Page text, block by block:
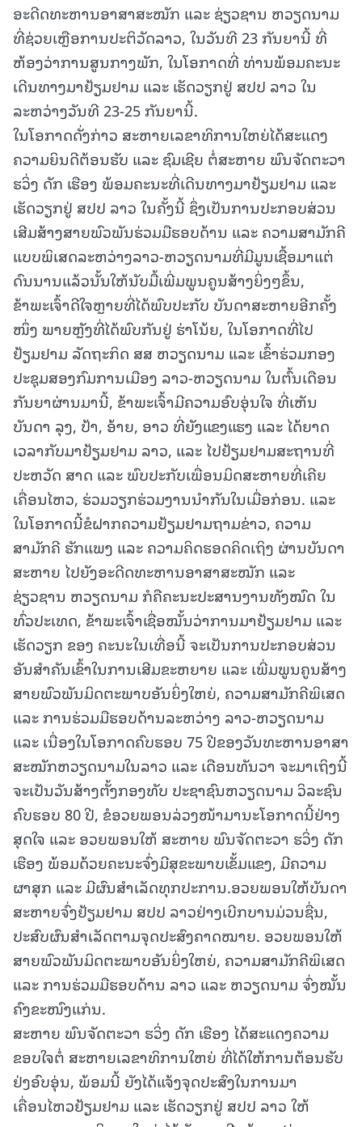
ອະດີດທະຫານອາສາສະໝັກ ແລະ ຊ່ຽວຊານ ຫວຽດນາມ
ທີ່ຊ່ວຍເຫຼືອການປະຕິວັດລາວ, ໃນວັນທີ 23 ກັນຍານີ້ ທີ່
ຫ້ອງວ່າການສູນກາງພັກ, ໃນໂອກາດທີ່ ທ່ານພ້ອມຄະນະ
ເດີນທາງມາຢ້ຽມຢາມ ແລະ ເຮັດວຽກຢູ່ ສປປ ລາວ ໃນ
ລະຫວ່າງວັນທີ 23-25 ກັນຍານີ້.
ໃນໂອກາດດັ່ງກ່າວ ສະຫາຍເລຂາທິການໃຫຍ່ໄດ້ສະແດງ
ຄວາມຍິນດີຕ້ອນຮັບ ແລະ ຊົມເຊີຍ ຕໍ່ສະຫາຍ ພົນຈັດຕະວາ
ຮວິ່ງ ດັກ ເຮືອງ ພ້ອມຄະນະທີ່ເດີນທາງມາຢ້ຽມຢາມ ແລະ
ເຮັດວຽກຢູ່ ສປປ ລາວ ໃນຄັ້ງນີ້ ຊຶ່ງເປັນການປະກອບສ່ວນ
ເສີມສ້າງສາຍພົວພັນຮ່ວມມືຮອບດ້ານ ແລະ ຄວາມສາມັກຄີ
ແບບພິເສດລະຫວ່າງລາວ-ຫວຽດນາມທີ່ມີມູນເຊື້ອມາແຕ່
ດົນນານແລ້ວນັ້ນໃຫ້ນັບມື້ເພີ່ມພູນຄູນສ້າງຍິ່ງໆຂຶ້ນ,
ຂ້າພະເຈົ້າດີໃຈຫຼາຍທີ່ໄດ້ພົບປະກັບ ບັນດາສະຫາຍອີກຄັ້ງ
ໜຶ່ງ ພາຍຫຼັງທີ່ໄດ້ພົບກັນຢູ່ ຮ່າໂນ້ຍ, ໃນໂອກາດທີ່ໄປ
ຢ້ຽມຢາມ ລັດຖະກິດ ສສ ຫວຽດນາມ ແລະ ເຂົ້າຮ່ວມກອງ
ປະຊຸມສອງກົມການເມືອງ ລາວ-ຫວຽດນາມ ໃນຕົ້ນເດືອນ
ກັນຍາຜ່ານມານີ້, ຂ້າພະເຈົ້າມີຄວາມອົບອຸ່ນໃຈ ທີ່ເຫັນ
ບັນດາ ລຸງ, ປ້າ, ອ້າຍ, ອາວ ທີ່ຍັງແຂງແຮງ ແລະ ໄດ້ຍາດ
ເວລາກັບມາຢ້ຽມຢາມ ລາວ, ແລະ ໄປຢ້ຽມຢາມສະຖານທີ່
ປະຫວັດ ສາດ ແລະ ພົບປະກັບເພື່ອນມິດສະຫາຍທີ່ເຄີຍ
ເຄື່ອນໄຫວ, ຮ່ວມວຽກຮ່ວມງານນໍາກັນໃນເມື່ອກ່ອນ. ແລະ
ໃນໂອກາດນີ້ຂໍຝາກຄວາມຢ້ຽມຢາມຖາມຂ່າວ, ຄວາມ
ສາມັກຄີ ຮັກແພງ ແລະ ຄວາມຄິດຮອດຄິດເຖິງ ຜ່ານບັນດາ
ສະຫາຍ ໄປຍັງອະດີດທະຫານອາສາສະໝັກ ແລະ
ຊ່ຽວຊານ ຫວຽດນາມ ກໍຄືຄະນະປະສານງານທັງໝົດ ໃນ
ທົ່ວປະເທດ, ຂ້າພະເຈົ້າເຊື່ອໝັ້ນວ່າການມາຢ້ຽມຢາມ ແລະ
ເຮັດວຽກ ຂອງ ຄະນະໃນເທື່ອນີ້ ຈະເປັນການປະກອບສ່ວນ
ອັນສໍາຄັນເຂົ້າໃນການເສີມຂະຫຍາຍ ແລະ ເພີ່ມພູນຄູນສ້າງ
ສາຍພົວພັນມິດຕະພາບອັນຍິ່ງໃຫຍ່, ຄວາມສາມັກຄີພິເສດ
ແລະ ການຮ່ວມມືຮອບດ້ານລະຫວ່າງ ລາວ-ຫວຽດນາມ
ແລະ ເນື່ອງໃນໂອກາດຄົບຮອບ 75 ປີຂອງວັນທະຫານອາສາ
ສະໝັກຫວຽດນາມໃນລາວ ແລະ ເດືອນທັນວາ ຈະມາເຖິງນີ້
ຈະເປັນວັນສ້າງຕັ້ງກອງທັບ ປະຊາຊົນຫວຽດນາມ ວິລະຊົນ
ຄົບຮອບ 80 ປີ, ຂໍອວຍພອນລ່ວງໜ້າມານະໂອກາດນີ້ຢ່າງ
ສຸດໃຈ ແລະ ອວຍພອນໃຫ້ ສະຫາຍ ພົນຈັດຕະວາ ຮວິ່ງ ດັກ
ເຮືອງ ພ້ອມດ້ວຍຄະນະຈົ່ງມີສຸຂະພາບເຂັ້ມແຂງ, ມີຄວາມ
ຜາສຸກ ແລະ ມີຜົນສໍາເລັດທຸກປະການ.ອວຍພອນໃຫ້ບັນດາ
ສະຫາຍຈົ່ງຢ້ຽມຢາມ ສປປ ລາວຢ່າງເບີກບານມ່ວນຊື່ນ,
ປະສົບຜົນສໍາເລັດຕາມຈຸດປະສົງຄາດໝາຍ. ອວຍພອນໃຫ້
ສາຍພົວພັນມິດຕະພາບອັນຍິ່ງໃຫຍ່, ຄວາມສາມັກຄີພິເສດ
ແລະ ການຮ່ວມມືຮອບດ້ານ ລາວ ແລະ ຫວຽດນາມ ຈົ່ງໝັ້ນ
ຄົງຂະໜົງແກ່ນ.
ສະຫາຍ ພົນຈັດຕະວາ ຮວິ່ງ ດັກ ເຮືອງ ໄດ້ສະແດງຄວາມ
ຂອບໃຈຕໍ່ ສະຫາຍເລຂາທິການໃຫຍ່ ທີ່ໄດ້ໃຫ້ການຕ້ອນຮັບ
ຢ່ງອົບອຸ່ນ, ພ້ອມນີ້ ຍັງໄດ້ແຈ້ງຈຸດປະສົງໃນການມາ
ເຄື່ອນໄຫວຢ້ຽມຢາມ ແລະ ເຮັດວຽກຢູ່ ສປປ ລາວ ໃຫ້